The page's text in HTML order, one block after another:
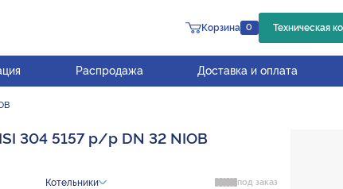
Корзина 0 Техническая
Распродажа Доставка и оплата
304 5157 р/р DN 32 NIOB
Котельники под заказ